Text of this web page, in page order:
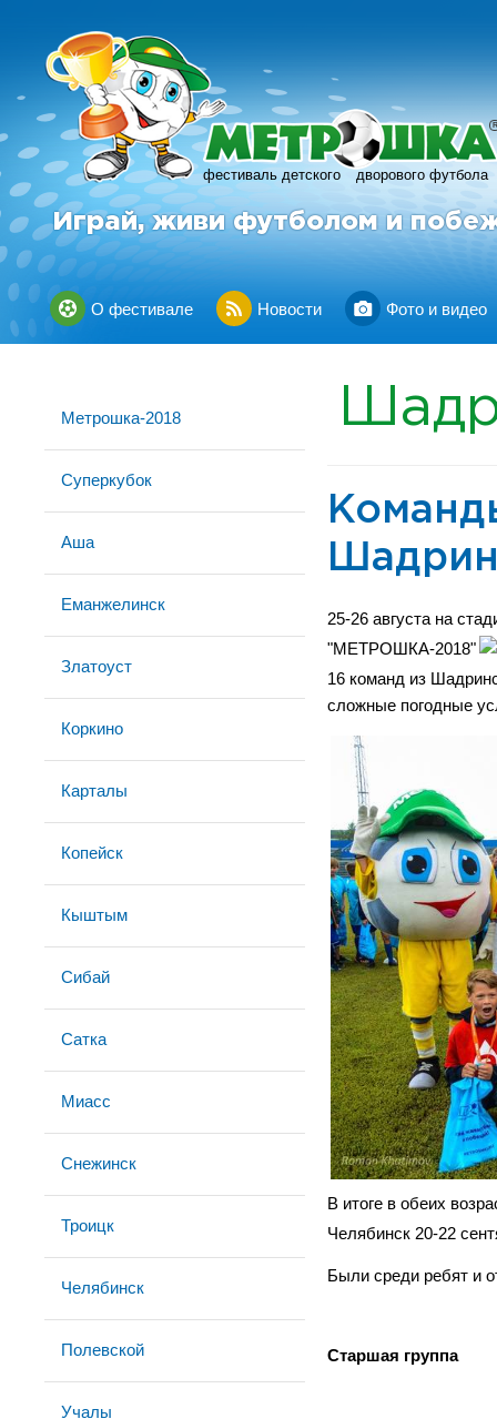
фестиваль детского дворового футбола
R
Играй, живи футболом и
О фестивале Новости Фото и видео
Метрошка-2018
Суперкубок
Аша
Еманжелинск
Златоуст
Коркино
Карталы
Копейск
Кыштым
Сибай
Сатка
Миасс
Снежинск
Троицк
Челябинск
Полевской
Учалы
25-26 августа на
"МЕТРОШКА-2018"
16 команд из
сложные погодные
В итоге в обеих
Челябинск 20-22
Были среди ребят и
Старшая группа